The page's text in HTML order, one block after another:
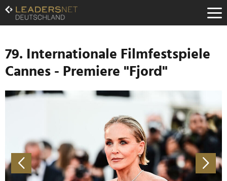
Zum
Inhalt
Zur
Navigation
Zur
Hauptnavigation
79. Internationale Filmfestspiele
Cannes - Premiere "Fjord"